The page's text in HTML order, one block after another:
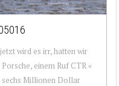
wird es irr, hatten wir
einem Ruf CTR «
sechs Millionen Dollar